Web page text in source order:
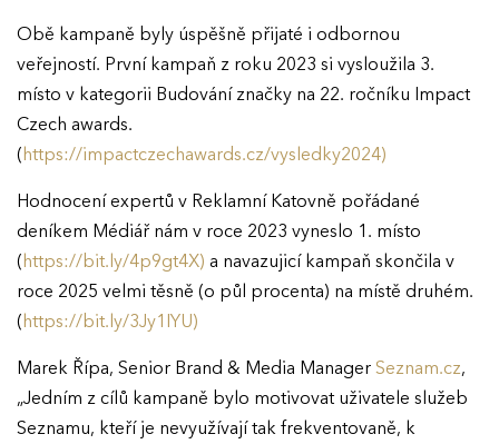
Obě kampaně byly úspěšně přijaté i odbornou
veřejností. První kampaň z roku 2023 si vysloužila 3.
místo v kategorii Budování značky na 22. ročníku Impact
Czech awards.
(https://impactczechawards.cz/vysledky2024)
Hodnocení expertů v Reklamní Katovně pořádané
deníkem Médiář nám v roce 2023 vyneslo 1. místo
(https://bit.ly/4p9gt4X) a navazujicí kampaň skončila v
roce 2025 velmi těsně (o půl procenta) na místě druhém.
(https://bit.ly/3Jy1IYU)
Marek Řípa, Senior Brand & Media ManagerSeznam.cz,
„Jedním z cílů kampaně bylo motivovat uživatele služeb
Seznamu, kteří je nevyužívají tak frekventovaně, k